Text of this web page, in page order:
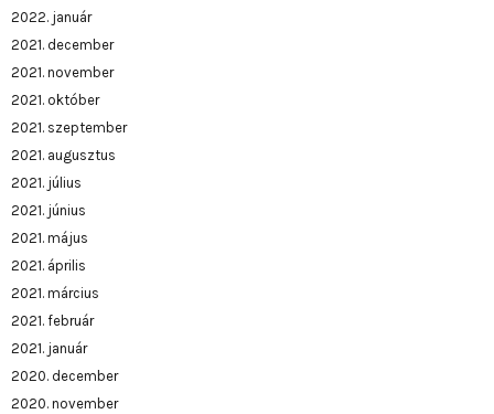
2022. január
2021. december
2021. november
2021. október
2021. szeptember
2021. augusztus
2021. július
2021. június
2021. május
2021. április
2021. március
2021. február
2021. január
2020. december
2020. november